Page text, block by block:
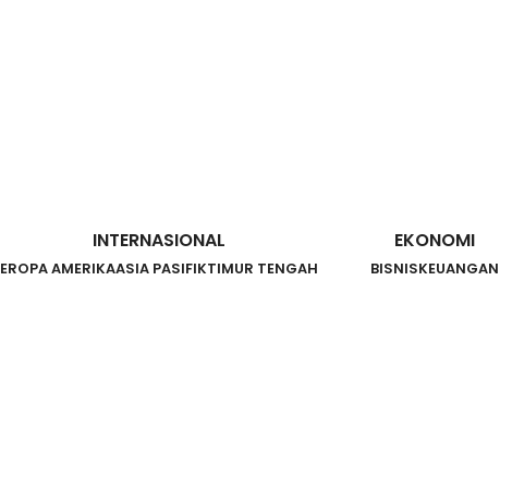
INTERNASIONAL
EROPA AMERIKAASIA PASIFIKTIMUR TENGAH
EKONOMI
BISNISKEUANGAN